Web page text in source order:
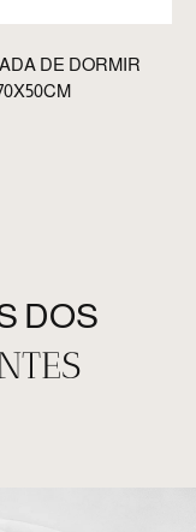
DE DORMIR
DOS